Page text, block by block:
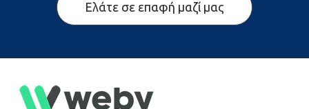
Ελάτε σε επαφή μαζί μας